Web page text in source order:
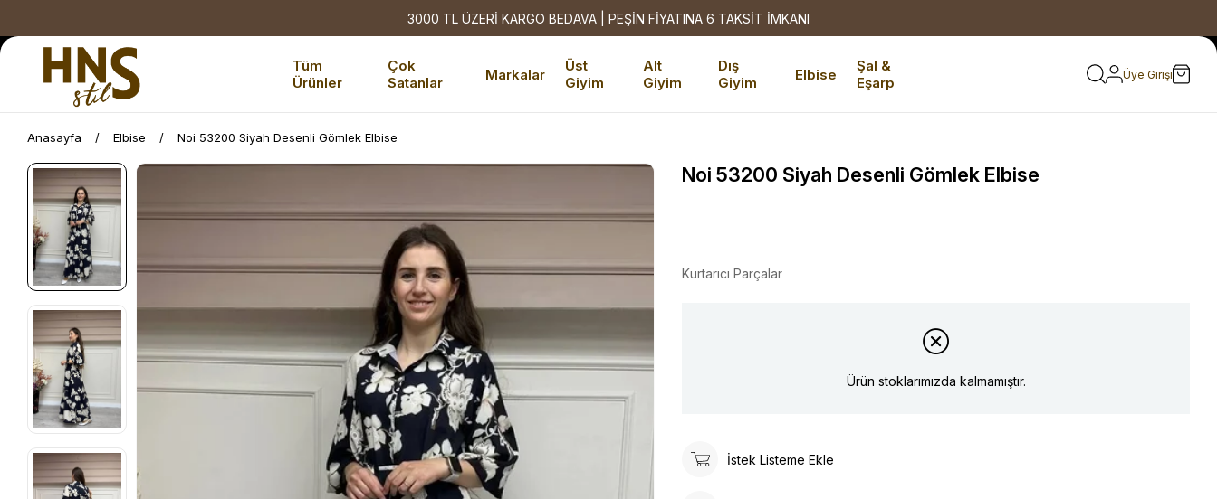
3000 TL ÜZERİ KARGO BEDAVA | PEŞİN FİYATINA 6 TAKSİT İMKANI
Tüm
Ürünler
Çok
Satanlar
Markalar
Üst
Giyim
Alt
Giyim
Dış
Giyim
Elbise
Şal &
Eşarp
Üye Girişi
Anasayfa Elbise Noi 53200 Siyah Desenli Gömlek Elbise
Noi 53200 Siyah Desenli Gömlek Elbise
Kurtarıcı Parçalar
Ürün stoklarımızda kalmamıştır.
İstek Listeme Ekle